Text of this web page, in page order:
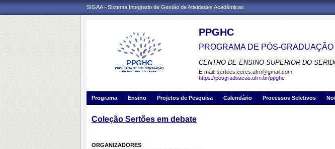
SIGAA - Sistema Integrado de Gestão de Atividades Acadêmicas
PPGHC
PROGRAMA DE PÓS-
CENTRO DE ENSINO SUPERIOR DO
E-mail: sertoes.ceres.ufrn@gmail.com
https://posgraduacao.ufrn.br/ppghc
Programa Ensino Projetos de Pesquisa Calendário Processos Seletivos
Coleção Sertões em debate
ORGANIZADORES